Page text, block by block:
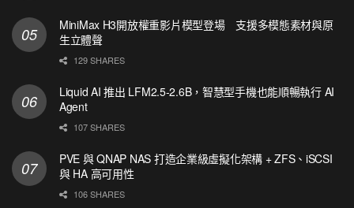
MiniMax H3開放權重影片模型登場 支援多模態素材與原
生立體聲
129 SHARES
Liquid AI 推出 LFM2.5-2.6B，智慧型手機也能順暢執行 AI
Agent
107 SHARES
PVE 與 QNAP NAS 打造企業級虛擬化架構 + ZFS、iSCSI
與 HA 高可用性
106 SHARES